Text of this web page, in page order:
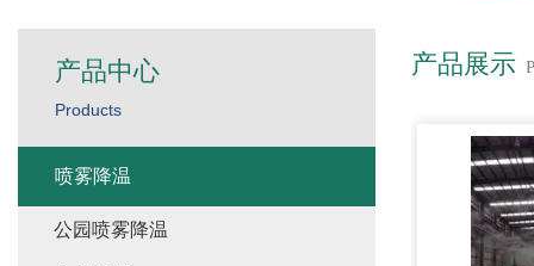
产品展示
产品中心
Products
喷雾降温
公园喷雾降温